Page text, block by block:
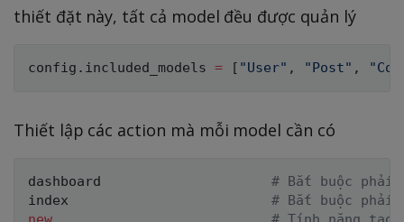
thiết đặt này, tất cả model đều được quản lý
config . included_models = [ "User" , "Post" ,
Thiết lập các action mà mỗi model cần có
dashboard # Bắt buộc phải
index # Bắt buộc phải